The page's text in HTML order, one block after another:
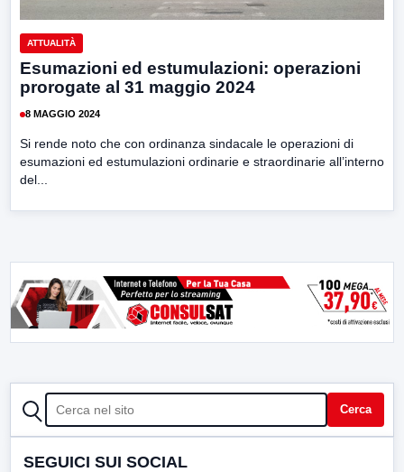
ATTUALITÀ
Esumazioni ed estumulazioni: operazioni
prorogate al 31 maggio 2024
8 MAGGIO 2024
Si rende noto che con ordinanza sindacale le operazioni di
esumazioni ed estumulazioni ordinarie e straordinarie all’interno
del...
CERCA Cerca
SEGUICI SUI SOCIAL